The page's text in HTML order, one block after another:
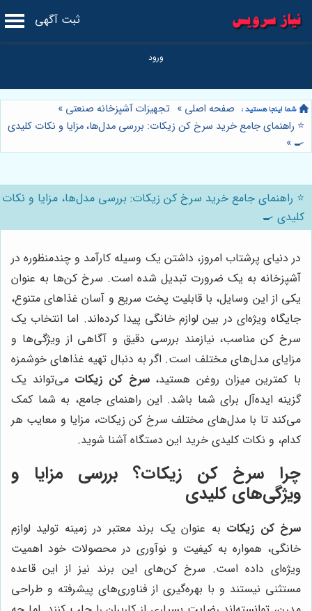
ثبت آگهی
صفحه اصلی » تجهیزات آشپزخانه صنعتی »
⭐️ راهنمای جامع خرید سرخ کن زیکات: بررسی مدل‌ها، مزایا و نکات کلیدی
🍳
»
⭐️ راهنمای جامع خرید سرخ کن زیکات: بررسی مدل‌ها، مزایا و نکات
کلیدی 🍳
در دنیای پرشتاب امروز، داشتن یک وسیله کارآمد و چندمنظوره در
آشپزخانه به یک ضرورت تبدیل شده است. سرخ کن‌ها به عنوان
یکی از این وسایل، با قابلیت پخت سریع و آسان غذاهای متنوع،
جایگاه ویژه‌ای در بین لوازم خانگی پیدا کرده‌اند. اما انتخاب یک
سرخ کن مناسب، نیازمند بررسی دقیق و آگاهی از ویژگی‌ها و
مزایای مدل‌های مختلف است. اگر به دنبال تهیه غذاهای خوشمزه
با کمترین میزان روغن هستید،سرخ کن زیکات می‌تواند یک
گزینه ایده‌آل برای شما باشد. این راهنمای جامع، به شما کمک
می‌کند تا با مدل‌های مختلف سرخ کن زیکات، مزایا و معایب هر
کدام، و نکات کلیدی خرید این دستگاه آشنا شوید.
چرا سرخ کن زیکات؟ بررسی مزایا و
ویژگی‌های کلیدی
سرخ کن زیکات به عنوان یک برند معتبر در زمینه تولید لوازم
خانگی، همواره به کیفیت و نوآوری در محصولات خود اهمیت
ویژه‌ای داده است. سرخ کن‌های این برند نیز از این قاعده
مستثنی نیستند و با بهره‌گیری از فناوری‌های پیشرفته و طراحی